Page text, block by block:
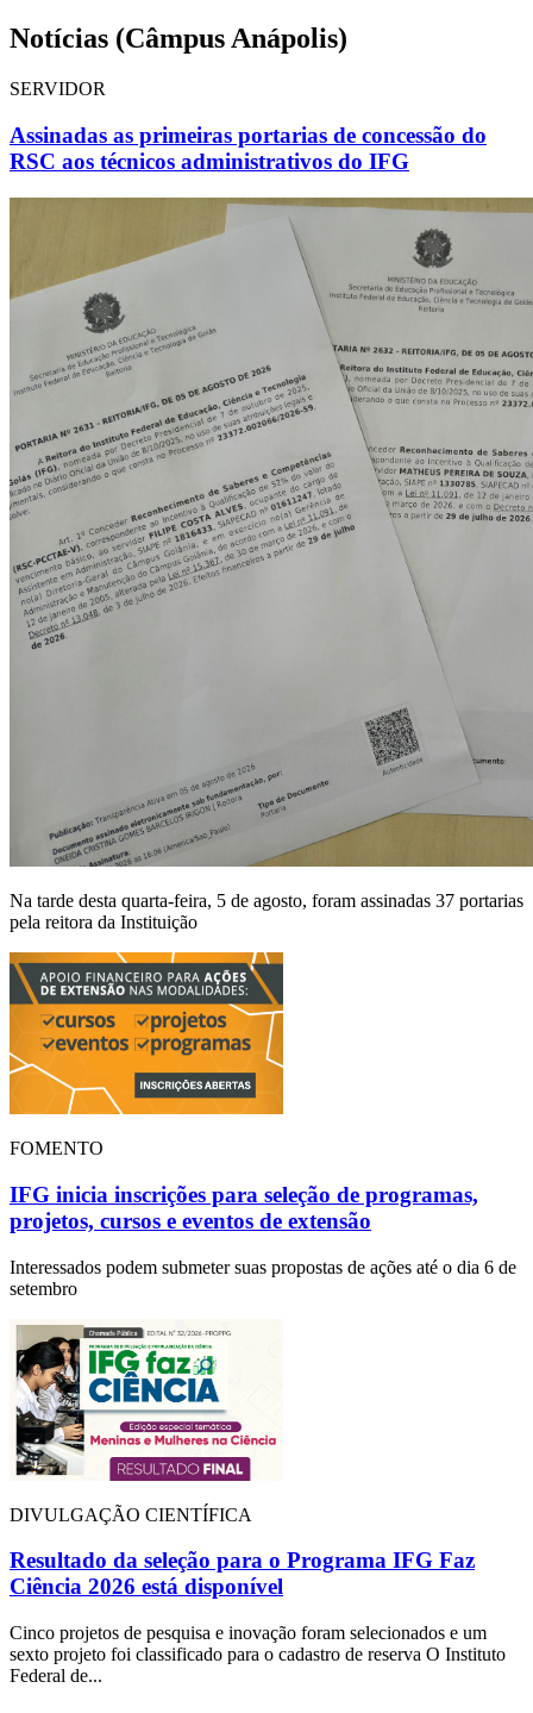
Notícias (Câmpus Anápolis)
SERVIDOR
Assinadas as primeiras portarias de concessão do
RSC aos técnicos administrativos do IFG
Na tarde desta quarta-feira, 5 de agosto, foram assinadas 37 portarias
pela reitora da Instituição
FOMENTO
IFG inicia inscrições para seleção de programas,
projetos, cursos e eventos de extensão
Interessados podem submeter suas propostas de ações até o dia 6 de
setembro
DIVULGAÇÃO CIENTÍFICA
Resultado da seleção para o Programa IFG Faz
Ciência 2026 está disponível
Cinco projetos de pesquisa e inovação foram selecionados e um
sexto projeto foi classificado para o cadastro de reserva O Instituto
Federal de...